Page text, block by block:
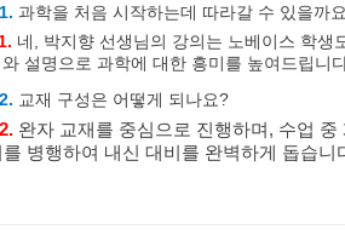
과학을 처음 시작하는데 따라갈 수 있을까
네, 박지향 선생님의 강의는 노베이스 학생
와 설명으로 과학에 대한 흥미를 높여드립니
교재 구성은 어떻게 되나요?
완자 교재를 중심으로 진행하며, 수업
를 병행하여 내신 대비를 완벽하게 돕습니